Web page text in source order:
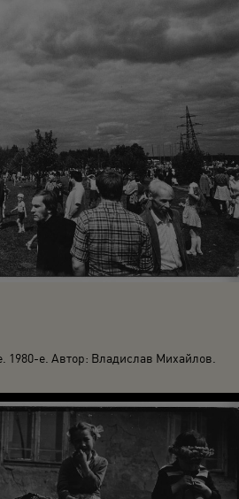
1980-е. Автор: Владислав Михайлов.